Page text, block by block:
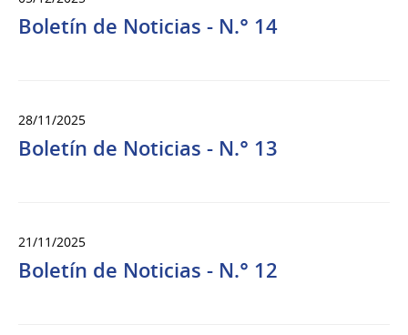
Boletín de Noticias - N.° 14
28/11/2025
Boletín de Noticias - N.° 13
21/11/2025
Boletín de Noticias - N.° 12